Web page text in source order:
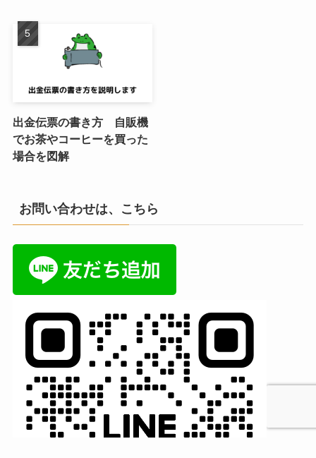
出金伝票の書き方 自販機
でお茶やコーヒーを買った
場合を図解
お問い合わせは、こちら